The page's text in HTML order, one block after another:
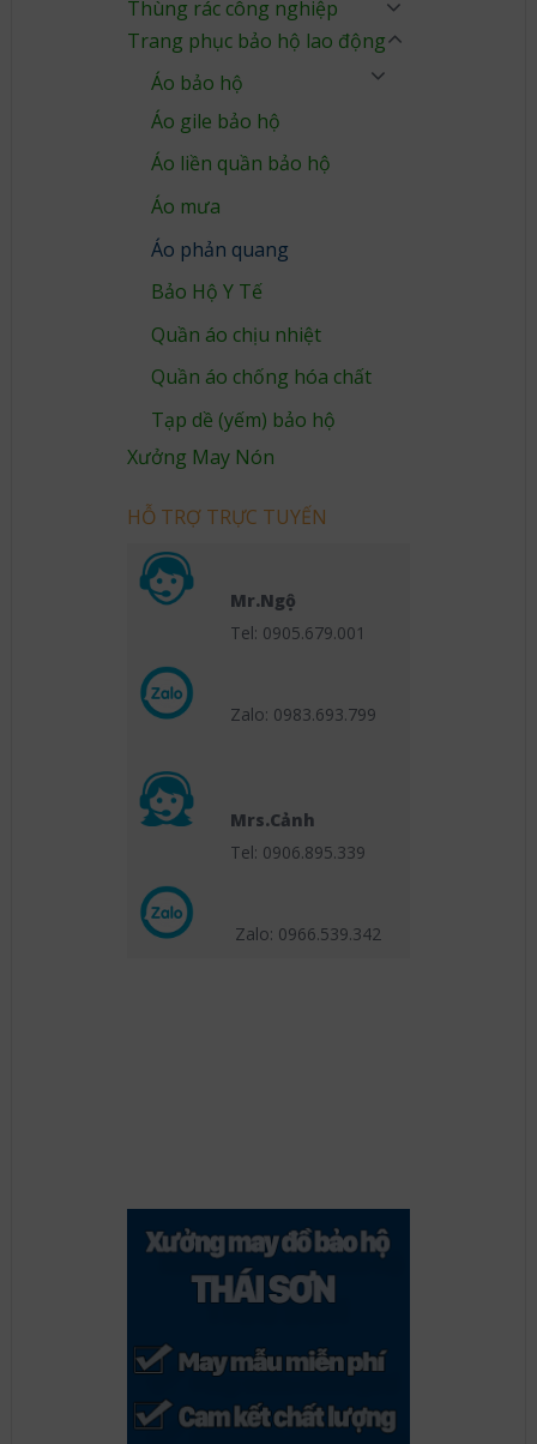
Thùng rác công nghiệp
Trang phục bảo hộ lao động
Áo bảo hộ
Áo gile bảo hộ
Áo liền quần bảo hộ
Áo mưa
Áo phản quang
Bảo Hộ Y Tế
Quần áo chịu nhiệt
Quần áo chống hóa chất
Tạp dề (yếm) bảo hộ
Xưởng May Nón
HỖ TRỢ TRỰC TUYẾN
Mr.Ngộ
Tel: 0905.679.001
Zalo: 0983.693.799
Mrs.Cảnh
Tel: 0906.895.339
Zalo: 0966.539.342